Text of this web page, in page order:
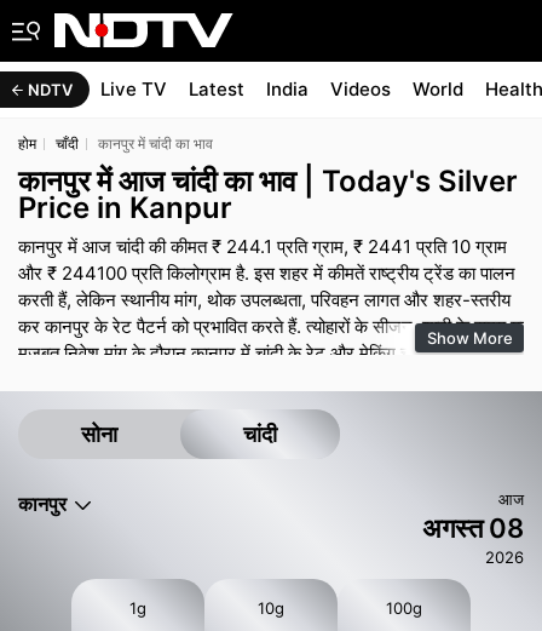
NDTV Live TV Latest India Videos World Health
होम चाँदी कानपुर में चांदी का भाव
कानपुर में आज चांदी का भाव | Today's Silver
Price in Kanpur
कानपुर में आज चांदी की कीमत ₹ 244.1 प्रति ग्राम, ₹ 2441 प्रति 10 ग्राम
और ₹ 244100 प्रति किलोग्राम है. इस शहर में कीमतें राष्ट्रीय ट्रेंड का पालन
करती हैं, लेकिन स्थानीय मांग, थोक उपलब्धता, परिवहन लागत और शहर-स्तरीय
कर कानपुर के रेट पैटर्न को प्रभावित करते हैं. त्योहारों के सीजन, शादी के समय या
मजबूत निवेश मांग के दौरान कानपुर में चांदी के रेट और मेकिंग चार्ज मजबूत बने रह
सकते हैं. सोने की तरह, अंतिम भुगतान में ज्वेलरी पर मेकिंग चार्ज, जीएसटी और
किसी भी डिजाइन प्रीमियम शामिल होते हैं, इसलिए बिल का ब्रेक-अप मांगना
ऑफर की तुलना करने में मदद करता है.
Show More
सोना चांदी
कानपुर आज
अगस्त 08
2026
1g 10g 100g